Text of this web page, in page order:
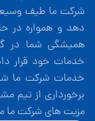
شرکت ما طیف وسیعی
دهد و همواره در
همیشگی شما در
خدمات خود قرار
خدمات شرکت ما
برخورداری از تیم
مزیت های شرکت ما